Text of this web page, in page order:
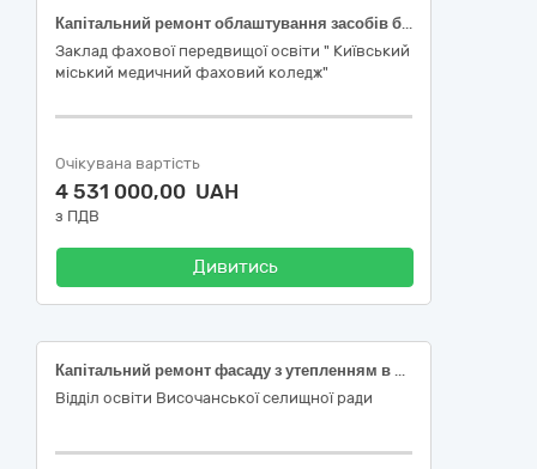
Капітальний ремонт облаштування засобів безбар’єрного середовища у ЗФПО «Київський міський медичний фаховий коледж» , вул. Братиславська 5
Заклад фахової передвищої освіти " Київський
міський медичний фаховий коледж"
Очікувана вартість
4 531 000,00 UAH
з ПДВ
Дивитись
Капітальний ремонт фасаду з утепленням в комунальному закладі "Бабаївський ліцей Височанської селищної ради Харківського району Харківської області за адресою: с-ще Бабаї, вул. Шевченка 6, Харківського району, Харківської області (код ДК 021:2015 - 45450000-6 Інші завершальні будівельні роботи)
Відділ освіти Височанської селищної ради